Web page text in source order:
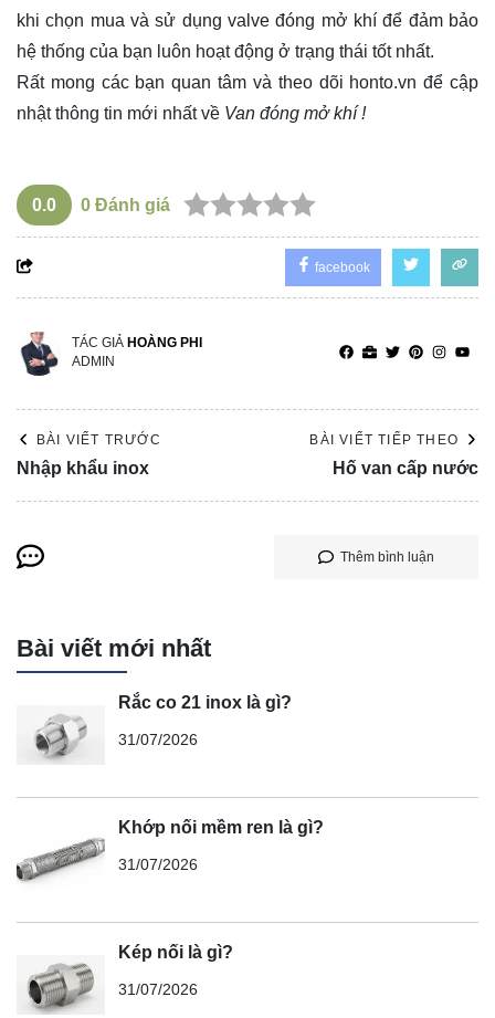
khi chọn mua và sử dụng valve đóng mở khí để đảm bảo
hệ thống của bạn luôn hoạt động ở trạng thái tốt nhất.
Rất mong các bạn quan tâm và theo dõi honto.vn để cập
nhật thông tin mới nhất về Van đóng mở khí !
0.0 0 Đánh giá
facebook
TÁC GIẢ HOÀNG PHI
ADMIN
BÀI VIẾT TRƯỚC
Nhập khẩu inox
BÀI VIẾT TIẾP THEO
Hố van cấp nước
Thêm bình luận
Bài viết mới nhất
Rắc co 21 inox là gì?
31/07/2026
Khớp nối mềm ren là gì?
31/07/2026
Kép nối là gì?
31/07/2026